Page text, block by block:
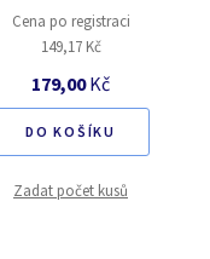
Cena po registraci
149,17 Kč
179,00Kč
DO KOŠÍKU
Zadat počet kusů